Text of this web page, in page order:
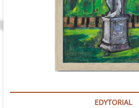
EDYTORIAL